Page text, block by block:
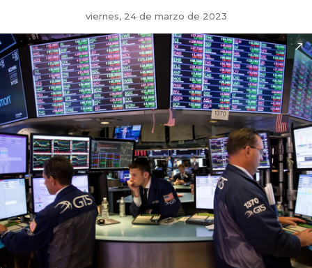
viernes, 24 de marzo de 2023